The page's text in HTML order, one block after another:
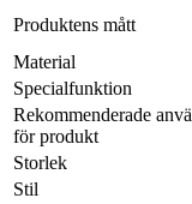
Produktens mått
Material
Specialfunktion
Rekommenderade
för produkt
Storlek
Stil